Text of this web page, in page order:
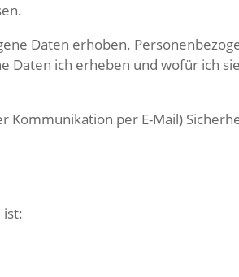
Daten erhoben.
ich erheben und wofür ich
per E-Mail)
ist: